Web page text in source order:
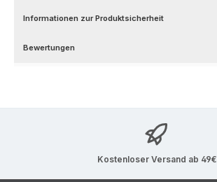
Informationen zur Produktsicherheit
Bewertungen
Kostenloser Versand ab 49€